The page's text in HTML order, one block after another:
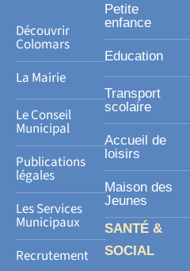
s
r
Découvrir
Colomars
La Mairie
Le Conseil
Municipal
Publications
légales
Les Services
Municipaux
Recrutement
Petite
enfance
Education
Transport
scolaire
Accueil de
loisirs
Maison des
Jeunes
SANTÉ &
SOCIAL